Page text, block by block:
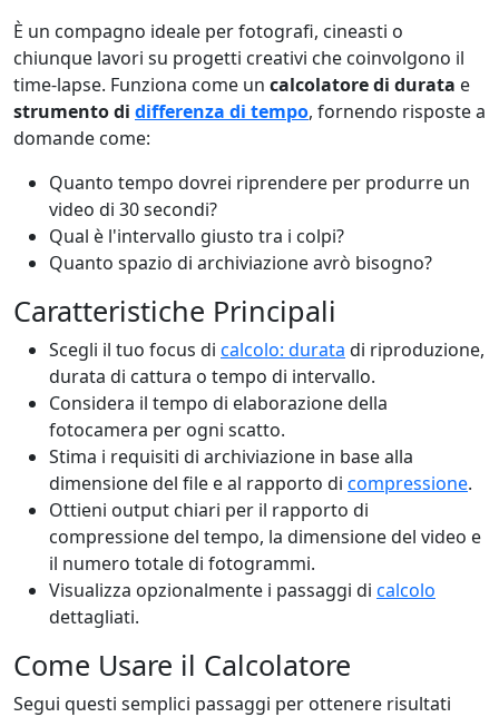
È un compagno ideale per fotografi, cineasti o
chiunque lavori su progetti creativi che coinvolgono il
time-lapse. Funziona come un calcolatore di durata e
strumento di differenza di tempo, fornendo risposte a
domande come:
Quanto tempo dovrei riprendere per produrre un
video di 30 secondi?
Qual è l'intervallo giusto tra i colpi?
Quanto spazio di archiviazione avrò bisogno?
Caratteristiche Principali
Scegli il tuo focus di calcolo: durata di riproduzione,
durata di cattura o tempo di intervallo.
Considera il tempo di elaborazione della
fotocamera per ogni scatto.
Stima i requisiti di archiviazione in base alla
dimensione del file e al rapporto di compressione.
Ottieni output chiari per il rapporto di
compressione del tempo, la dimensione del video e
il numero totale di fotogrammi.
Visualizza opzionalmente i passaggi di calcolo
dettagliati.
Come Usare il Calcolatore
Segui questi semplici passaggi per ottenere risultati